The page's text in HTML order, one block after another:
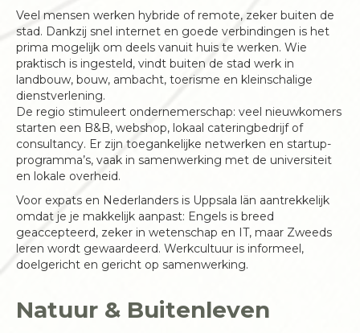
Veel mensen werken hybride of remote, zeker buiten de
stad. Dankzij snel internet en goede verbindingen is het
prima mogelijk om deels vanuit huis te werken. Wie
praktisch is ingesteld, vindt buiten de stad werk in
landbouw, bouw, ambacht, toerisme en kleinschalige
dienstverlening.
De regio stimuleert ondernemerschap: veel nieuwkomers
starten een B&B, webshop, lokaal cateringbedrijf of
consultancy. Er zijn toegankelijke netwerken en startup-
programma’s, vaak in samenwerking met de universiteit
en lokale overheid.
Voor expats en Nederlanders is Uppsala län aantrekkelijk
omdat je je makkelijk aanpast: Engels is breed
geaccepteerd, zeker in wetenschap en IT, maar Zweeds
leren wordt gewaardeerd. Werkcultuur is informeel,
doelgericht en gericht op samenwerking.
Natuur & Buitenleven